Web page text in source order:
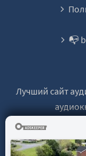
📭
Лучший сайт